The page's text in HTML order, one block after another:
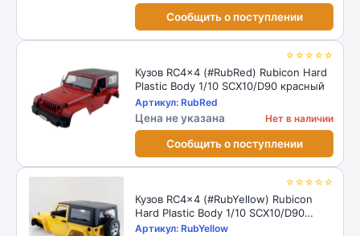
Сообщить о поступлении
☆☆☆☆☆
Кузов RC4x4 (#RubRed) Rubicon Hard
Plastic Body 1/10 SCX10/D90 красный
Артикул: RubRed
Цена не указана Нет в наличии
Сообщить о поступлении
☆☆☆☆☆
Кузов RC4x4 (#RubYellow) Rubicon
Hard Plastic Body 1/10 SCX10/D90
желтый
Артикул: RubYellow